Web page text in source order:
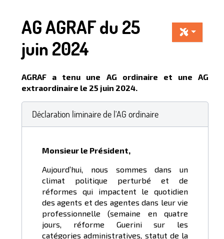
AG AGRAF du 25
juin 2024
AGRAF a tenu une AG ordinaire et une AG
extraordinaire le 25 juin 2024.
Déclaration liminaire de l'AG ordinaire
Monsieur le Président,
Aujourd’hui, nous sommes dans un
climat politique perturbé et de
réformes qui impactent le quotidien
des agents et des agentes dans leur vie
professionnelle (semaine en quatre
jours, réforme Guerini sur les
catégories administratives, statut de la